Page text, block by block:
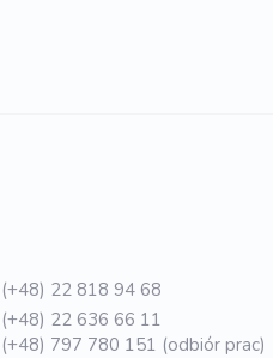
(+48) 22 818 94 68
(+48) 22 636 66 11
(+48) 797 780 151 (odbiór prac)